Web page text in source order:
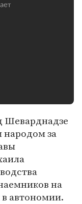
Шеварднадзе
народом за
на
автономии.